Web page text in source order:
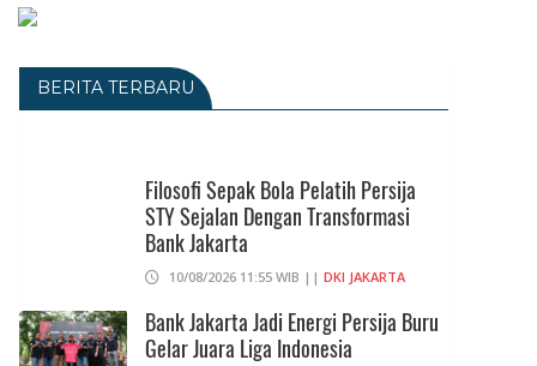
BERITA TERBARU
Filosofi Sepak Bola Pelatih Persija
STY Sejalan Dengan Transformasi
Bank Jakarta
10/08/2026 11:55 WIB || DKI JAKARTA
Bank Jakarta Jadi Energi Persija Buru
Gelar Juara Liga Indonesia